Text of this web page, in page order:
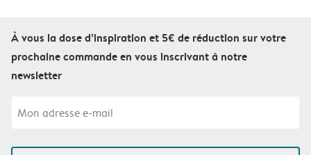
À vous la dose d’inspiration et 5€ de réduction sur votre
prochaine commande en vous inscrivant à notre
newsletter